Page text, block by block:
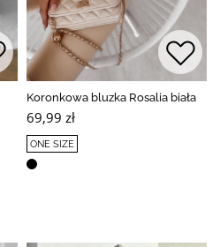
Koronkowa bluzka Rosalia biała
69,99 zł
ONE SIZE